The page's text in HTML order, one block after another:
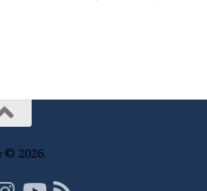
2026.